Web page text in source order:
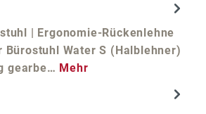
| Ergonomie-Rückenlehne
Bürostuhl Water S (Halblehner)
gearbe… Mehr